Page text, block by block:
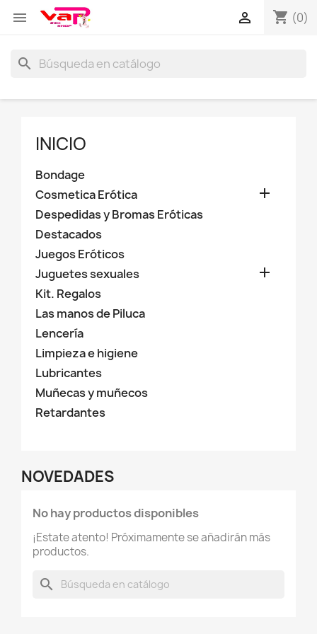
 shopping_cart (0)

search
INICIO
Bondage
Cosmetica Erótica

Despedidas y Bromas Eróticas
Destacados
Juegos Eróticos
Juguetes sexuales

Kit. Regalos
Las manos de Piluca
Lencería
Limpieza e higiene
Lubricantes
Muñecas y muñecos
Retardantes
NOVEDADES
No hay productos disponibles
¡Estate atento! Próximamente se añadirán más
productos.
search